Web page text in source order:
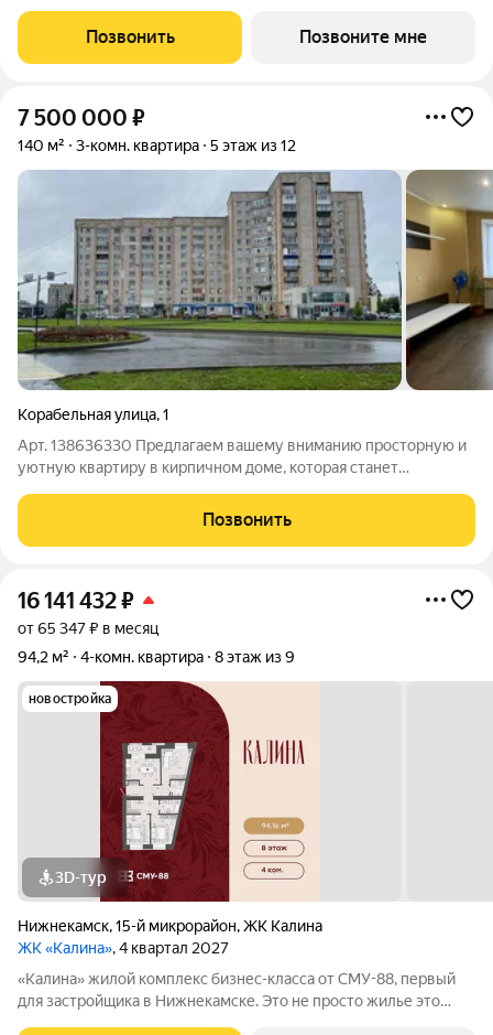
сделать ее ярче и насыщеннее. Мы приглашаем вас выйти за
рамки привычного вместе с ЖК
Позвонить Позвоните мне
7 500 000 ₽
140 м² 3-комн. квартира 5 этаж из 12
Корабельная улица,1
Арт. 138636330 Предлагаем вашему вниманию просторную и
уютную квартиру в кирпичном доме, которая станет
предусмотрены два санузла, что обеспечивает удобство для
всех жильцов. Особое внимание
Позвонить
16 141 432₽
от 65 347 ₽ в месяц
94,2 м²
4-комн. квартира 8 этаж из 9
новостройка
3D-тур
Нижнекамск,15-й микрорайон,ЖК Калина
ЖК «Калина», 4 квартал 2027
«Калина» жилой комплекс бизнес-класса от СМУ-88, первый
для застройщика в Нижнекамске. Это не просто жилье это